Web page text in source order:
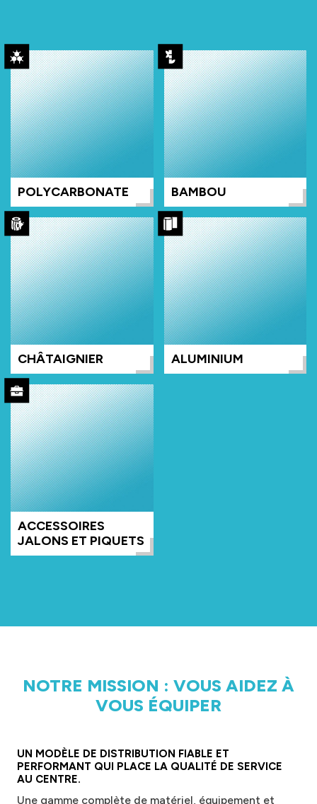
POLYCARBONATE BAMBOU
CHÂTAIGNIER ALUMINIUM
ACCESSOIRES
JALONS ET PIQUETS
NOTRE MISSION : VOUS AIDEZ À
VOUS ÉQUIPER
UN MODÈLE DE DISTRIBUTION FIABLE ET
PERFORMANT QUI PLACE LA QUALITÉ DE SERVICE
AU CENTRE.
Une gamme complète de matériel, équipement et